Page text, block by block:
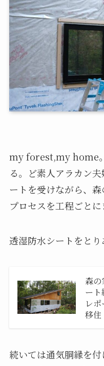
my forest,my home
る。ど素人アラカン
ートを受けながら、
プロセスを工程ごとに
透湿防水シートをとり
森
ー
レ
移
続いては通気胴縁を